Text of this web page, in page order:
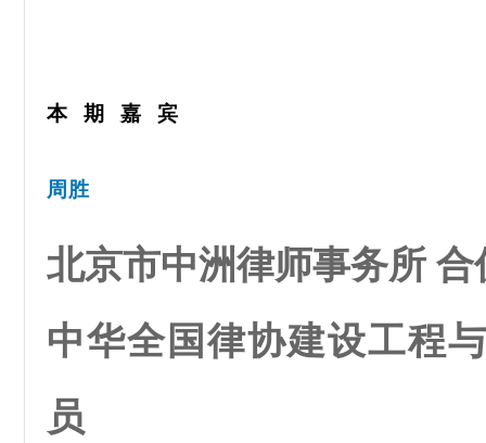
本期嘉宾
周胜
北京市中洲律师事务所 合
中华全国律协建设工程
员